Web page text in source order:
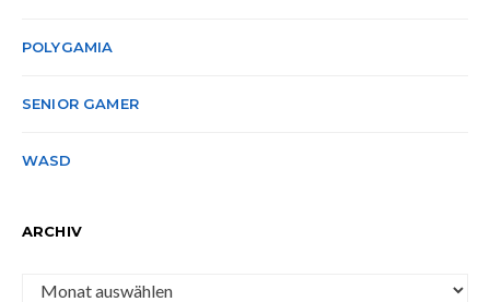
POLYGAMIA
SENIOR GAMER
WASD
ARCHIV
Archiv